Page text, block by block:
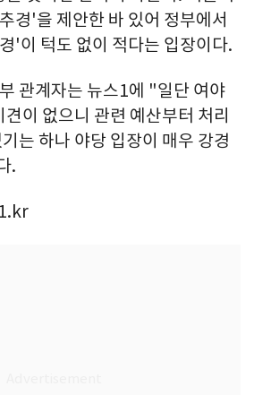
경'을 제안한 바 있어 정부에서
'이 턱도 없이 적다는 입장이다.
관계자는 뉴스1에 "일단 여야
이 없으니 관련 예산부터 처리
는 하나 야당 입장이 매우 강경
.